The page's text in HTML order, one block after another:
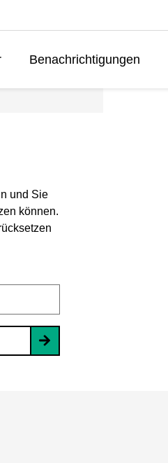
Benachrichtigungen
und Sie
können.